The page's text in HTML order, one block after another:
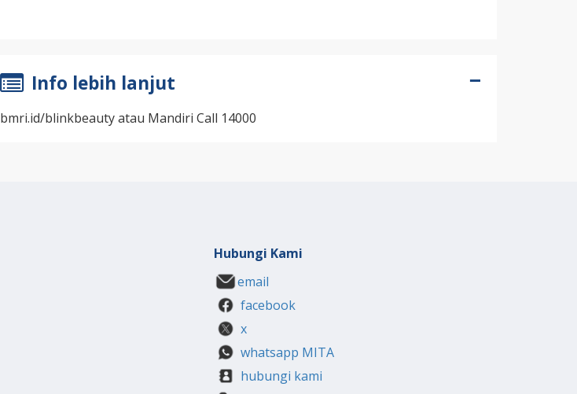
Info lebih lanjut
bmri.id/blinkbeauty atau Mandiri Call 14000
Hubungi Kami
email
facebook
x
whatsapp MITA
hubungi kami